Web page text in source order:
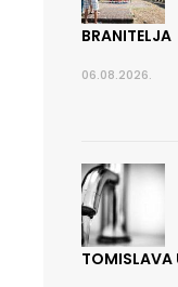
BRANITELJA
06.08.2026.
TOMISLAVA